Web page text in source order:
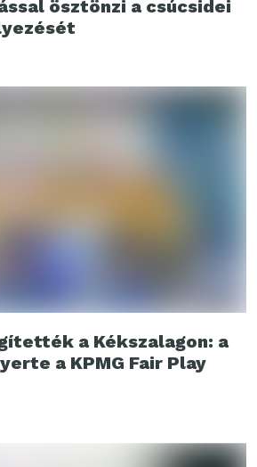
ösztönzi a csúcsidei
a Kékszalagon: a
a KPMG Fair Play